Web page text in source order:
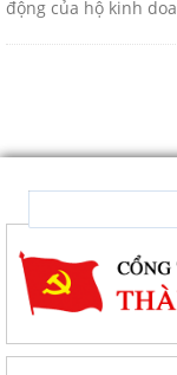
động của hộ kinh
Đặc khu Cát Hải đẩy
phục vụ người dân và